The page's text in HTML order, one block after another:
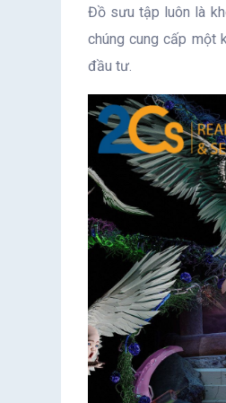
Đồ sưu tập luôn là
chúng cung cấp một
đầu tư.